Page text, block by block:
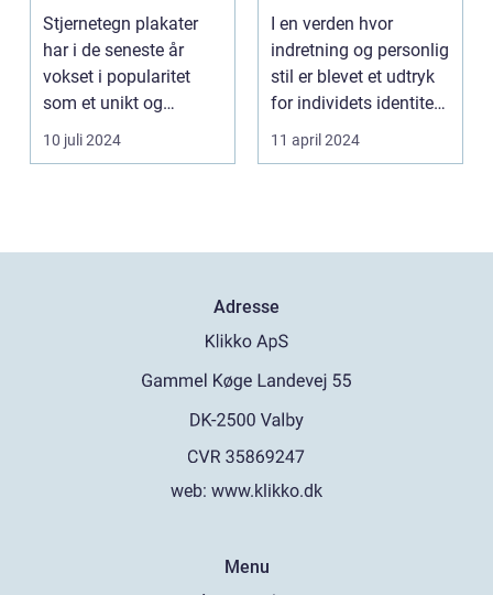
smag
Stjernetegn plakater
har i de seneste år
vokset i popularitet
som et unikt og
personligt indslag i h...
10 juli 2024
I en verden hvor
indretning og personlig
stil er blevet et udtryk
for individets identitet,
spiller ...
11 april 2024
Adresse
web: www.klikko.dk
Menu